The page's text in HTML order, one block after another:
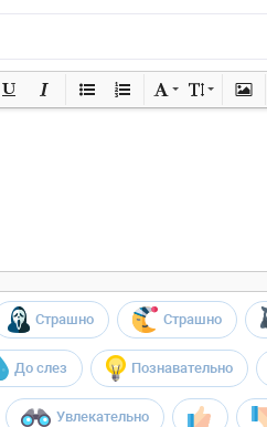
Страшно Страшно
До слез Познавательно
Увлекательно